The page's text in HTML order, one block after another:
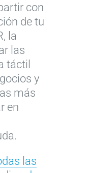
con
de tu
la
las
táctil
y
más
en
las